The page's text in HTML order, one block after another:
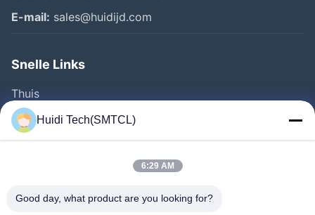
E-mail: sales@huidijd.com
Snelle Links
Thuis
Producten
Videos
Fabrieksreis
Huidi Tech(SMTCL)
6:29 AM
Good day, what product are you looking for?